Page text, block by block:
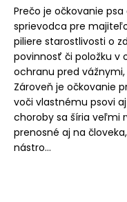
Prečo je očkovanie
sprievodca pre
piliere starostlivosti o
povinnosť či položku v
ochranu pred
Zároveň je očkovanie
voči vlastnému psovi
choroby sa šíria veľmi
prenosné aj na
nástro...